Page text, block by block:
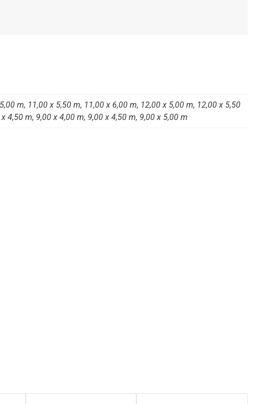
m, 11,00 x 5,50 m, 11,00 x 6,00 m, 12,00 x 5,00 m, 12,00 x 5,50
4,50 m, 9,00 x 4,00 m, 9,00 x 4,50 m, 9,00 x 5,00 m